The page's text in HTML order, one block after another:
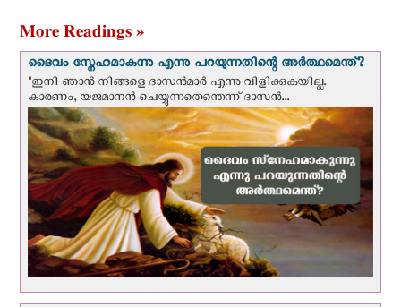
More Readings »
ദൈവം സ്നേഹമാകുന്നു എന്നു പറയുന്നതിന്റെ അർത്ഥമെന്ത്?
"ഇനി ഞാന്‍ നിങ്ങളെ ദാസന്‍മാര്‍ എന്നു വിളിക്കുകയില്ല.
കാരണം, യജമാനന്‍ ചെയ്യുന്നതെന്തെന്ന് ദാസന്‍...